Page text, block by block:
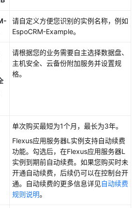
请自定义方便您识别的实例名称，例如
EspoCRM-Example。
请根据您的业务需要自主选择数据盘、
主机安全、云备份附加服务并设置规
格。
单次购买最短为1个月，最长为3年。
Flexus应用服务器L实例支持自动续费
功能。勾选后，在Flexus应用服务器L
实例到期前自动续费。如果您购买时未
开通自动续费，后续仍可以在控制台开
通。自动续费的更多信息详见自动续费
规则说明。